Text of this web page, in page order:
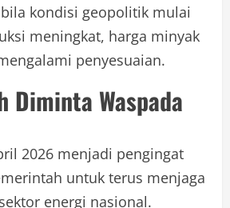
kondisi geopolitik mulai
meningkat, harga minyak
penyesuaian.
Diminta Waspada
2026 menjadi pengingat
untuk terus menjaga
energi nasional.